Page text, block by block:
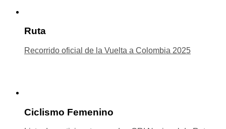
Ruta
Recorrido oficial de la Vuelta a Colombia 2025
Ciclismo Femenino